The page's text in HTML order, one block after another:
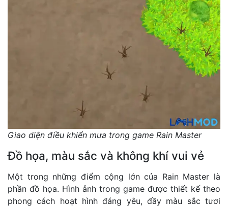
Giao diện điều khiển mưa trong game Rain Master
Đồ họa, màu sắc và không khí vui vẻ
Một trong những điểm cộng lớn của Rain Master là
phần đồ họa. Hình ảnh trong game được thiết kế theo
phong cách hoạt hình đáng yêu, đầy màu sắc tươi